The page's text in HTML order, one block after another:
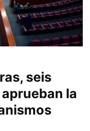
seis
la